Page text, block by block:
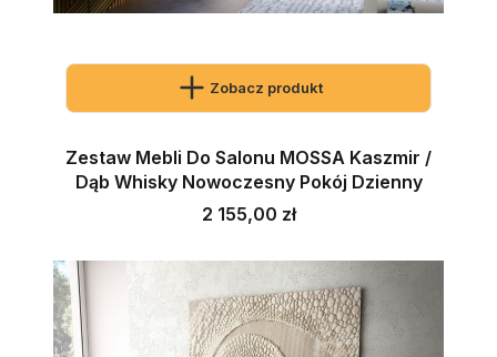
Zobacz produkt
Zestaw Mebli Do Salonu MOSSA Kaszmir /
Dąb Whisky Nowoczesny Pokój Dzienny
Cena
2 155,00 zł